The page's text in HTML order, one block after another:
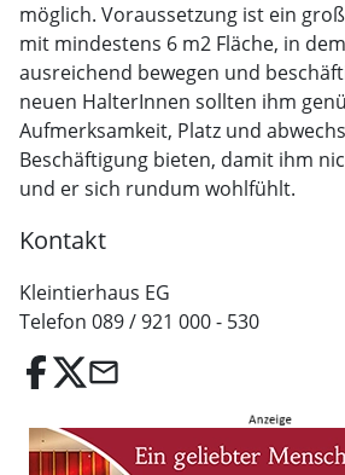
möglich. Voraussetzung ist ein
mit mindestens 6 m2 Fläche, in
ausreichend bewegen und
neuen HalterInnen sollten ihm
Aufmerksamkeit, Platz und
Beschäftigung bieten, damit ihm
und er sich rundum wohlfühlt.
Kontakt
Kleintierhaus EG
Telefon 089 / 921 000 - 530
email